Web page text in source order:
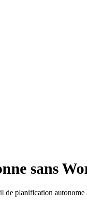
sans
planification autonome